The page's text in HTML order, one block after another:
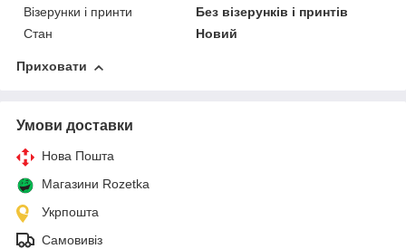
Візерунки і принти
Без візерунків і принтів
Стан
Новий
Приховати
Умови доставки
Нова Пошта
Магазини Rozetka
Укрпошта
Самовивіз